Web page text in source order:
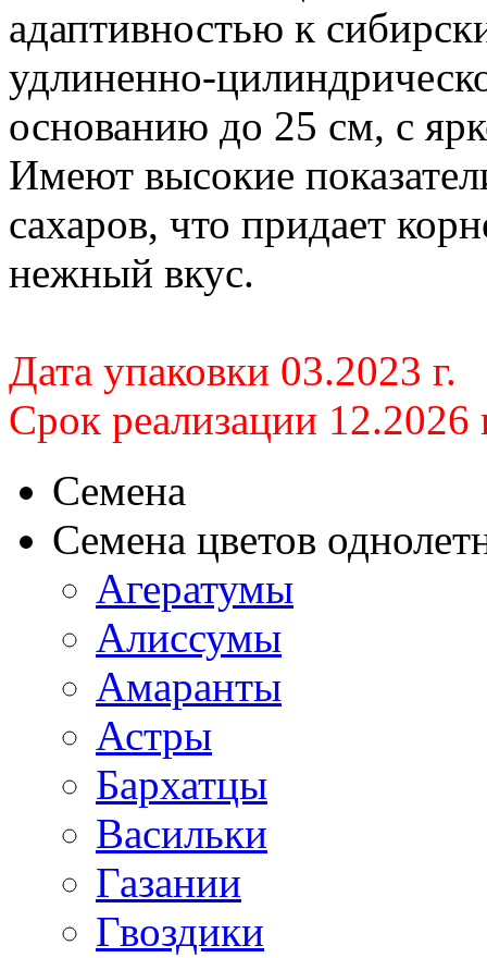
адаптивностью к
удлиненно-
основанию до 25 см, с
Имеют высокие
сахаров, что придает
нежный вкус.
Дата упаковки 03.2023 г.
Срок реализации 12.2026
Семена
Семена цветов
Агератумы
Алиссумы
Амаранты
Астры
Бархатцы
Васильки
Газании
Гвоздики